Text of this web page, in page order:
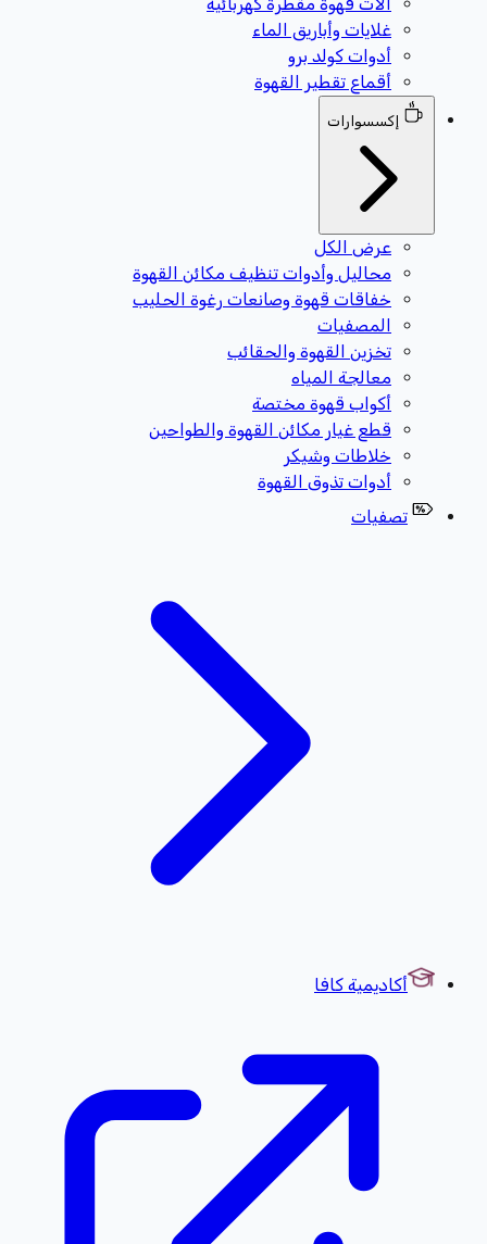
غلايات وأباريق الماء
أدوات كولد برو
أقماع تقطير القهوة
إكسسوارات
عرض الكل
محاليل وأدوات تنظيف مكائن القهوة
خفاقات قهوة وصانعات رغوة الحليب
المصفيات
تخزين القهوة والحقائب
معالجة المياه
أكواب قهوة مختصة
قطع غيار مكائن القهوة والطواحين
خلاطات وشيكر
أدوات تذوق القهوة
تصفيات
أكاديمية كافا